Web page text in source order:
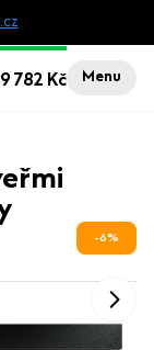
Menu
782 Kč
6%